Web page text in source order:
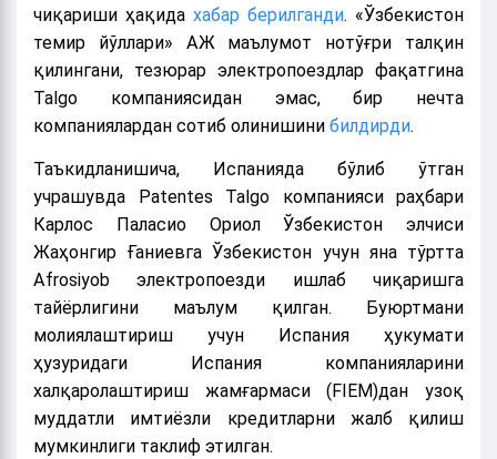
чиқариши ҳақида хабар берилганди. «Ўзбекистон
темир йўллари» АЖ маълумот нотўғри талқин
қилингани, тезюрар электропоездлар фақатгина
Talgo компаниясидан эмас, бир нечта
компаниялардан сотиб олинишини билдирди.
Таъкидланишича, Испанияда бўлиб ўтган
учрашувда Patentes Talgo компанияси раҳбари
Карлос Паласио Ориол Ўзбекистон элчиси
Жаҳонгир Ғаниевга Ўзбекистон учун яна тўртта
Afrosiyob электропоезди ишлаб чиқаришга
тайёрлигини маълум қилган. Буюртмани
молиялаштириш учун Испания ҳукумати
ҳузуридаги Испания компанияларини
халқаролаштириш жамғармаси (FIEM)дан узоқ
муддатли имтиёзли кредитларни жалб қилиш
мумкинлиги таклиф этилган.